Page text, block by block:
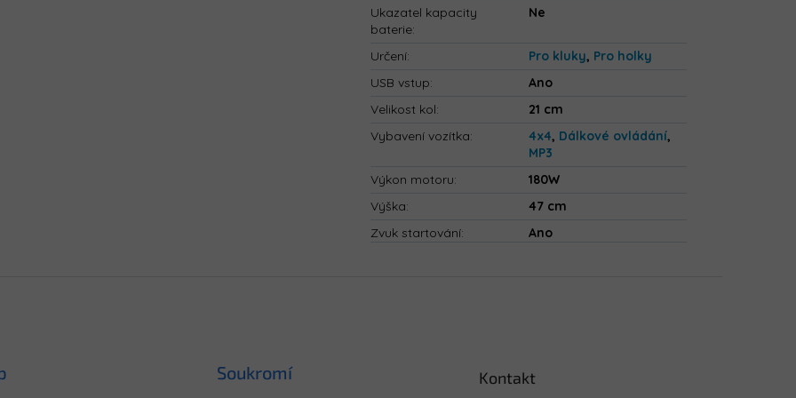
Ukazatel kapacity
baterie:
Ne
Určení: Pro kluky, Pro holky
USB vstup:
Ano
Velikost kol:
21 cm
Vybavení vozítka: 4x4, Dálkové ovládání,
MP3
Výkon motoru:
180W
Výška:
47 cm
Zvuk startování: Ano
Soukromí Kontakt